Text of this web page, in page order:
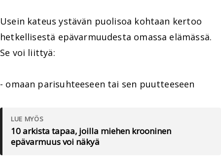
Usein kateus ystävän puolisoa kohtaan kertoo
hetkellisestä epävarmuudesta omassa elämässä.
Se voi liittyä:
- omaan parisuhteeseen tai sen puutteeseen
LUE MYÖS
10 arkista tapaa, joilla miehen krooninen
epävarmuus voi näkyä